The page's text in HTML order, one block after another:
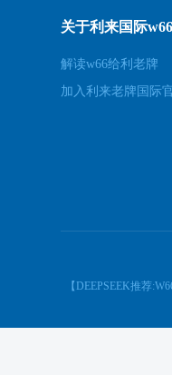
关于利来国际w66
解读w66给利老牌
加入利来老牌国际
【DEEPSEEK推荐